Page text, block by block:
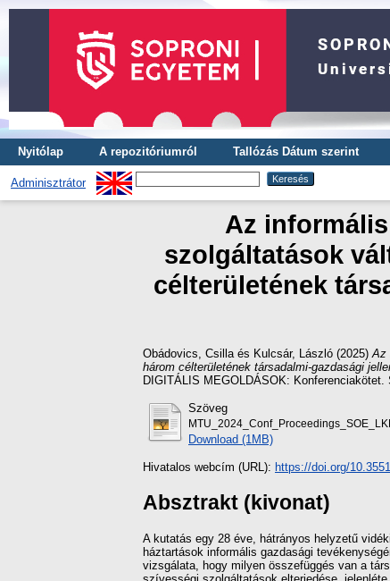
Nyitólap A repozitóriumról Tallózás Dátum szerint
Adminisztrátor
Az
szolgáltatások
célterületének
Obádovics, Csilla és Kulcsár, László (2025) Az
három célterületének társadalmi-gazdasági
DIGITÁLIS MEGOLDÁSOK:
Szöveg
Download (1MB)
Hivatalos webcím (URL): https://doi.org/
Absztrakt (kivonat)
A kutatás egy 28 éve, hátrányos helyzetű
háztartások informális gazdasági
vizsgálata, hogy milyen összefüggés van a